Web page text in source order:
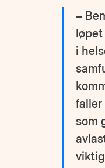
–
løpet
i
faller
som